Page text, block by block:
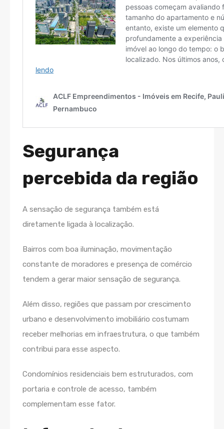
Segurança
percebida da região
A sensação de segurança também está
diretamente ligada à localização.
Bairros com boa iluminação, movimentação
constante de moradores e presença de comércio
tendem a gerar maior sensação de segurança.
Além disso, regiões que passam por crescimento
urbano e desenvolvimento imobiliário costumam
receber melhorias em infraestrutura, o que também
contribui para esse aspecto.
Condomínios residenciais bem estruturados, com
portaria e controle de acesso, também
complementam esse fator.